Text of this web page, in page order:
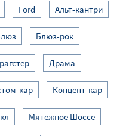
Ford Альт-кантри
Блюз-рок
Драма
кар Концепт-кар
Мятежное Шоссе